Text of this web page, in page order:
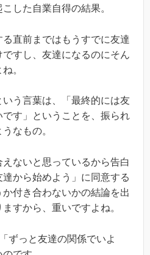
した自業自得の結果。
直前まではもうすでに友達
すし、友達になるのにそん
。
いう言葉は、「最終的には友
す」ということを、振られ
なもの。
ないと思っているから告白
から始めよう」に同意する
付き合わないかの結論を出
すから、重いですよね。
ずっと友達の関係でいよ